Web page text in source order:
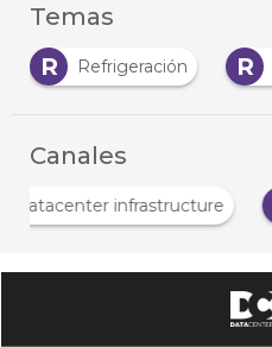
Temas
R
Refrigeración R
Canales
Datacenter infrastructure